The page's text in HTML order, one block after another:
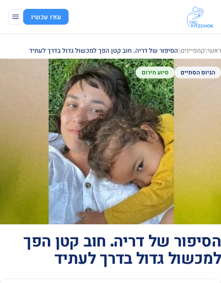
עזרו עכשיו
ראשי/קמפיינים/הסיפור של דריה. חוב קטן הפך למכשול גדול בדרך לעתיד
הסיפור של דריה. חוב קטן הפך
למכשול גדול בדרך לעתיד
הגיוס הסתיים סיוע חירום